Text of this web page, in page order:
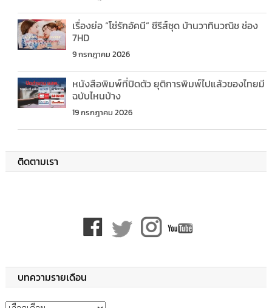
เรื่องย่อ “โซ่รักอัคนี” ซีรีส์ชุด บ้านวาทินวณิช ช่อง
7HD
9 กรกฎาคม 2026
หนังสือพิมพ์ที่ปิดตัว ยุติการพิมพ์ไปแล้วของไทยมี
ฉบับไหนบ้าง
19 กรกฎาคม 2026
ติดตามเรา
บทความรายเดือน